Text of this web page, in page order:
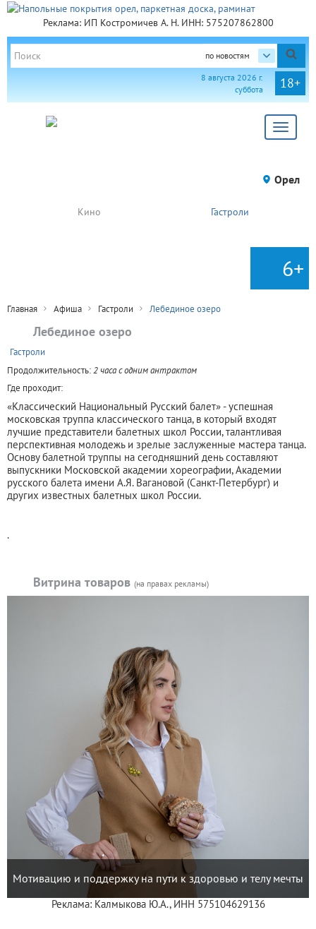
Реклама: ИП Костромичев А. Н. ИНН: 575207862800
по новостям
18+
8 августа 2026 г.
суббота
Toggle
Орел
Кино Гастроли
6+
Главная Афиша Гастроли Лебединое озеро
Лебединое озеро
Гастроли
Продолжительность:2 часа с одним антрактом
Где проходит:
«Классический Национальный Русский балет» - успешная
московская труппа классического танца, в который входят
лучшие представители балетных школ России, талантливая
перспективная молодежь и зрелые заслуженные мастера танца.
Основу балетной труппы на сегодняшний день составляют
выпускники Московской академии хореографии, Академии
русского балета имени А.Я. Вагановой (Санкт-Петербург) и
других известных балетных школ России.
.
Витрина товаров (на правах рекламы)
Мотивацию и поддержку на пути к здоровью и телу мечты
Реклама: Калмыкова Ю.А., ИНН 575104629136